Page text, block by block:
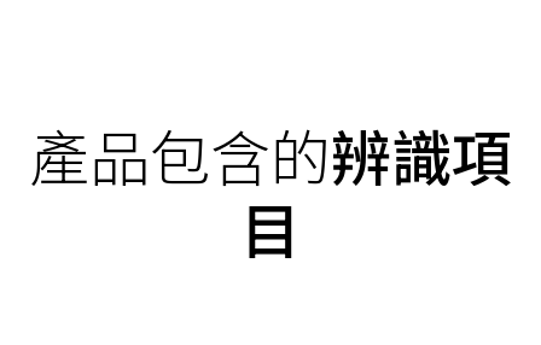
產品包含的辨識項
目